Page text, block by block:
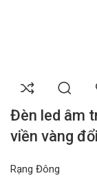
Đèn led âm
viền vàng
Rạng Đông